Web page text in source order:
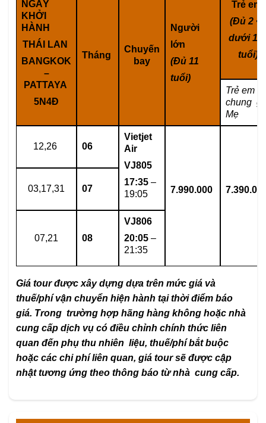
NGÀY
KHỞI
HÀNH
THÁI LAN
BANGKOK
–
PATTAYA
5N4Đ
Tháng
Chuyến
bay
Người
lớn
(Đủ 11
tuổi)
Trẻ em
(Đủ 2 <
dưới
tuổi)
Trẻ em
chung
Mẹ
12,26 06
Vietjet
Air
VJ805
17:35 –
19:05
7.990.000
03,17,31 07
07,21 08
VJ806
20:05 –
21:35
Giá tour được xây dựng dựa trên mức giá và
thuế/phí vận chuyển hiện hành tại thời điểm báo
giá. Trong trường hợp hãng hàng không hoặc nhà
cung cấp dịch vụ có điều chỉnh chính thức liên
quan đến phụ thu nhiên liệu, thuế/phí bắt buộc
hoặc các chi phí liên quan, giá tour sẽ được cập
nhật tương ứng theo thông báo từ nhà cung cấp.